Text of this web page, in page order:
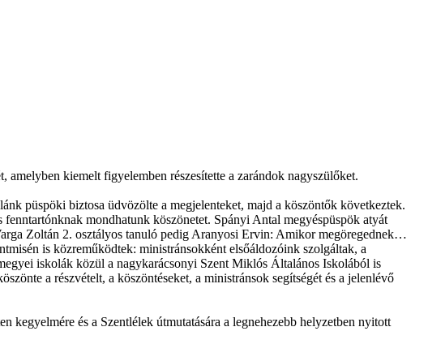
kiemelt figyelemben részesítette a zarándok nagyszülőket.
püspöki biztosa üdvözölte a megjelenteket, majd a köszöntők következtek.
mondhatunk köszönetet. Spányi Antal megyéspüspök atyát
Zoltán 2. osztályos tanuló pedig Aranyosi Ervin: Amikor megöregednek…
is közreműködtek: ministránsokként elsőáldozóink szolgáltak, a
iskolák közül a nagykarácsonyi Szent Miklós Általános Iskolából is
a részvételt, a köszöntéseket, a ministránsok segítségét és a jelenlévő
kegyelmére és a Szentlélek útmutatására a legnehezebb helyzetben nyitott